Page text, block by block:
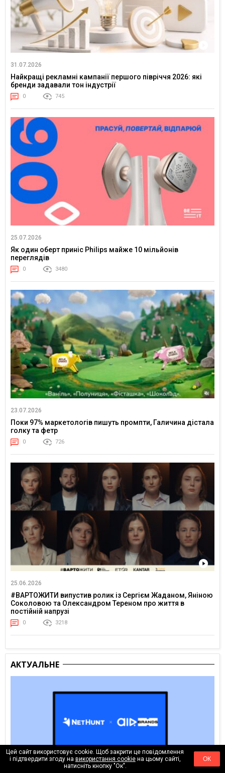
31.07.2026
Найкращі рекламні кампанії першого півріччя 2026: які
бренди задавали тон індустрії
0 745
25.07.2026
Як один оберт приніс Philips майже 10 мільйонів
переглядів
0 3480
23.07.2026
Поки 97% маркетологів пишуть промпти, Галичина дістала
голку та фетр
0 726
25.06.2026
#ВАРТОЖИТИ випустив ролик із Сергієм Жаданом, Яніною
Соколовою та Олександром Тереном про життя в
постійній напрузі
0 3218
АКТУАЛЬНЕ
Цей сайт використовує cookie. Щоб закрити це повідомлення
і підтвердити згоду на використання cookieна цьому сайті,
натисніть кнопку "Ок".
ОК